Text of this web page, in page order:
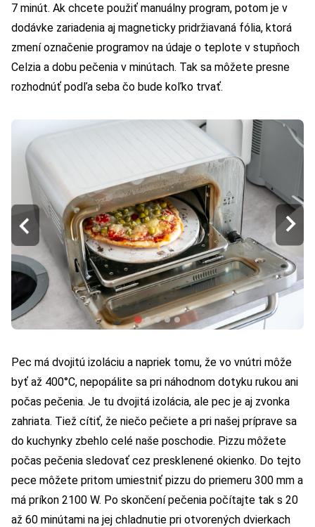
7 minút. Ak chcete použiť manuálny program, potom je v
dodávke zariadenia aj magneticky pridržiavaná fólia, ktorá
zmení označenie programov na údaje o teplote v stupňoch
Celzia a dobu pečenia v minútach. Tak sa môžete presne
rozhodnúť podľa seba čo bude koľko trvať.
Pec má dvojitú izoláciu a napriek tomu, že vo vnútri môže
byť až 400°C, nepopálite sa pri náhodnom dotyku rukou ani
počas pečenia. Je tu dvojitá izolácia, ale pec je aj zvonka
zahriata. Tiež cítiť, že niečo pečiete a pri našej príprave sa
do kuchynky zbehlo celé naše poschodie. Pizzu môžete
počas pečenia sledovať cez presklenené okienko. Do tejto
pece môžete pritom umiestniť pizzu do priemeru 300 mm a
má príkon 2100 W. Po skončení pečenia počítajte tak s 20
až 60 minútami na jej chladnutie pri otvorených dvierkach